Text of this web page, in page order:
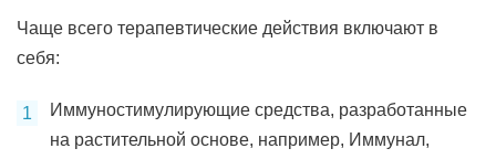
Чаще всего терапевтические действия включают в
себя:
Иммуностимулирующие средства, разработанные
на растительной основе, например, Иммунал,